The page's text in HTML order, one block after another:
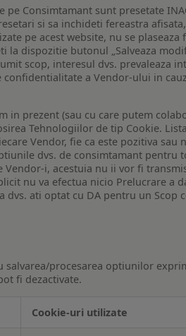
Consimtamant sunt presetate
si sa inchideti fereastra
pe acest website, nu se plaseaza
dispozitie butonul „Salveaza
scop, interesul dvs. prevaleaza
a Vendor-ului in
in prezent (sau cu care putem
Tehnologiilor de tip Cookie.
Vendor, fie ca este pozitiva sau
dvs. de consimtamant pentru
i, acestuia nu ii vor fi
nu va efectua nicio Prelucrare a
ati optat cu DA pentru un Scop
procesarea optiunilor
fi dezactivate.
Cookie-uri utilizate